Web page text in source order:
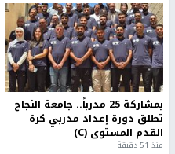
بمشاركة 25 مدرباً.. جامعة النجاح
تطلق دورة إعداد مدربي كرة
القدم المستوى (C)
منذ 51 دقيقة